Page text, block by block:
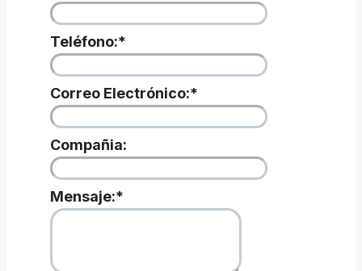
Teléfono:*
Correo Electrónico:*
Compañia:
Mensaje:*